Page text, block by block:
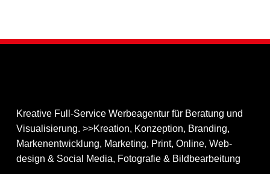
Kreative Full-Service Werbeagentur für Beratung und
Visualisierung. >>Kreation, Konzeption, Branding,
Markenentwicklung, Marketing, Print, Online, Web­
design & Social Media, Fotografie & Bildbear­bei­tung